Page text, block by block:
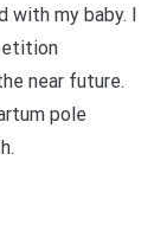
my baby. I
near future.
pole